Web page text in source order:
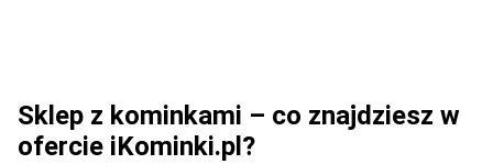
Sklep z kominkami – co znajdziesz w
ofercie iKominki.pl?